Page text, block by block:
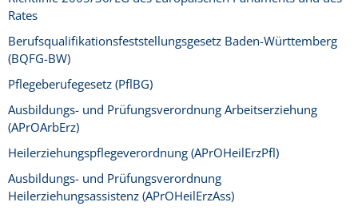
Rates
Berufsqualifikationsfeststellungsgesetz Baden-Württemberg
(BQFG-BW)
Pflegeberufegesetz (PflBG)
Ausbildungs- und Prüfungsverordnung Arbeitserziehung
(APrOArbErz)
Heilerziehungspflegeverordnung (APrOHeilErzPfl)
Ausbildungs- und Prüfungsverordnung
Heilerziehungsassistenz (APrOHeilErzAss)